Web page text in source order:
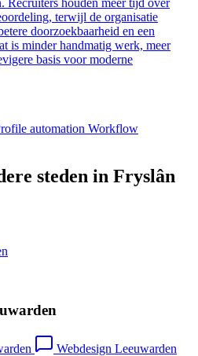
terwijl de organisatie
doorzoekbaarheid en een
is minder handmatig werk, meer
basis voor moderne
automation Workflow
steden in Fryslân
Webdesign Leeuwarden